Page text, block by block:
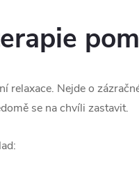
relaxace. Nejde o
se na chvíli zastavit.